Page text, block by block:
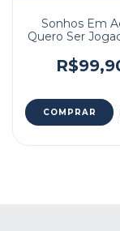
Sonhos Em
Quero Ser